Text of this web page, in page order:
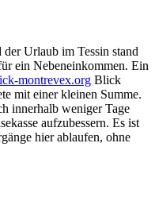
Urlaub im Tessin stand
ein Nebeneinkommen. Ein
montrevex.org Blick
mit einer kleinen Summe.
innerhalb weniger Tage
aufzubessern. Es ist
hier ablaufen, ohne